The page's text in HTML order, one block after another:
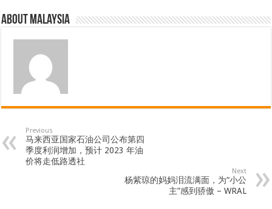
About Malaysia
Previous
马来西亚国家石油公司公布第四
季度利润增加，预计 2023 年油
价将走低路透社
Next
杨紫琼的妈妈泪流满面，为“小公
主”感到骄傲 – WRAL